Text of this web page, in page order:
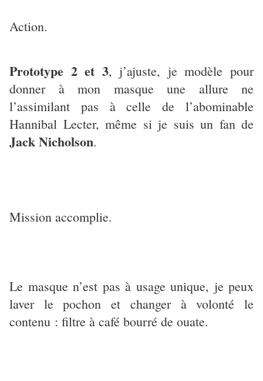
Action.
Prototype 2 et 3, j’ajuste, je modèle pour
donner à mon masque une allure ne
l’assimilant pas à celle de l’abominable
Hannibal Lecter, même si je suis un fan de
Jack Nicholson.
Mission accomplie.
Le masque n’est pas à usage unique, je peux
laver le pochon et changer à volonté le
contenu : filtre à café bourré de ouate.